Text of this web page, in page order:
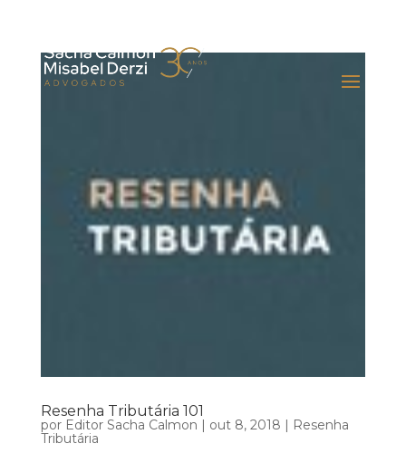
Resenha Tributária 101
por Editor Sacha Calmon out 8, 2018
Resenha
Tributária